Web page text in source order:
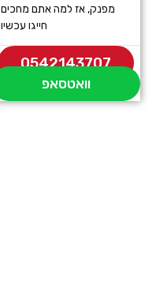
מפנק, אז למה אתם מחכים
חייגו עכשיו
0542143707
וואטסאפ